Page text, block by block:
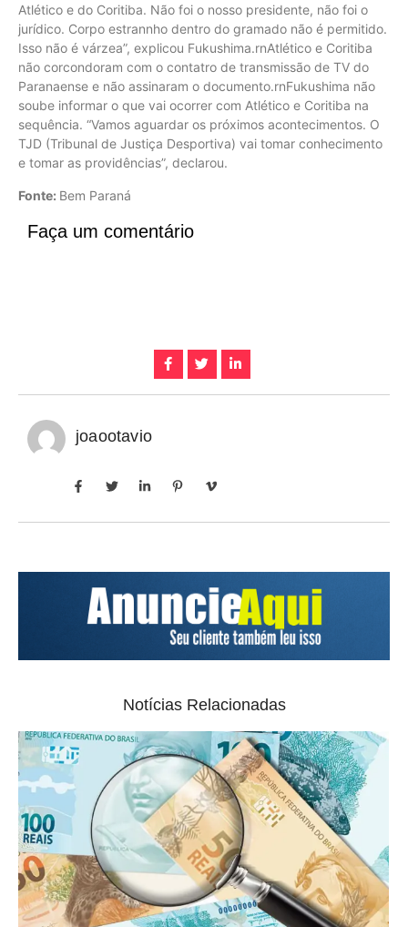
Atlético e do Coritiba. Não foi o nosso presidente, não foi o
jurídico. Corpo estrannho dentro do gramado não é permitido.
Isso não é várzea”, explicou Fukushima.rnAtlético e Coritiba
não corcondoram com o contatro de transmissão de TV do
Paranaense e não assinaram o documento.rnFukushima não
soube informar o que vai ocorrer com Atlético e Coritiba na
sequência. “Vamos aguardar os próximos acontecimentos. O
TJD (Tribunal de Justiça Desportiva) vai tomar conhecimento
e tomar as providências”, declarou.
Fonte: Bem Paraná
Faça um comentário
joaootavio
Notícias Relacionadas